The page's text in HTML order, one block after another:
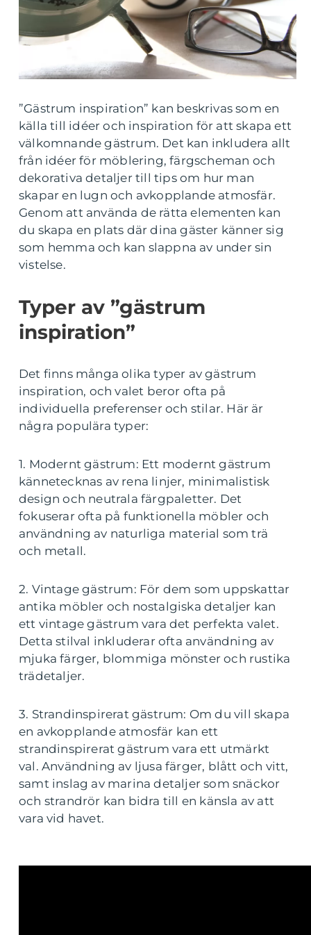
”Gästrum inspiration” kan beskrivas som en
källa till idéer och inspiration för att skapa ett
välkomnande gästrum. Det kan inkludera allt
från idéer för möblering, färgscheman och
dekorativa detaljer till tips om hur man
skapar en lugn och avkopplande atmosfär.
Genom att använda de rätta elementen kan
du skapa en plats där dina gäster känner sig
som hemma och kan slappna av under sin
vistelse.
Typer av ”gästrum
inspiration”
Det finns många olika typer av gästrum
inspiration, och valet beror ofta på
individuella preferenser och stilar. Här är
några populära typer:
1. Modernt gästrum: Ett modernt gästrum
kännetecknas av rena linjer, minimalistisk
design och neutrala färgpaletter. Det
fokuserar ofta på funktionella möbler och
användning av naturliga material som trä
och metall.
2. Vintage gästrum: För dem som uppskattar
antika möbler och nostalgiska detaljer kan
ett vintage gästrum vara det perfekta valet.
Detta stilval inkluderar ofta användning av
mjuka färger, blommiga mönster och rustika
trädetaljer.
3. Strandinspirerat gästrum: Om du vill skapa
en avkopplande atmosfär kan ett
strandinspirerat gästrum vara ett utmärkt
val. Användning av ljusa färger, blått och vitt,
samt inslag av marina detaljer som snäckor
och strandrör kan bidra till en känsla av att
vara vid havet.